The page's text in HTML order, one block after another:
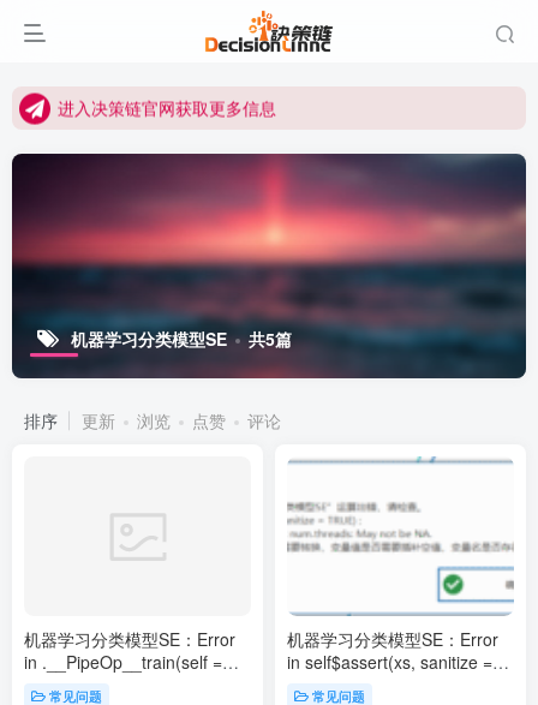
进入决策链Wiki获取官方使用指南
进入决策链官网获取更多信息
关注决策链 (DecisionLinnc) 公众号及视频号快速获取图文教程
进入决策链Wiki获取官方使用指南
关注Bilibili官方视频号获取更多教程
机器学习分类模型SE 共5篇
排序 更新 浏览 点赞 评论
机器学习分类模型SE：Error
in .__PipeOp__train(self =
self, private = private, super =
常见问题
机器学习分类模型SE：Error
in self$assert(xs, sanitize =
TRUE) :Assertion on ‘xs’
常见问题